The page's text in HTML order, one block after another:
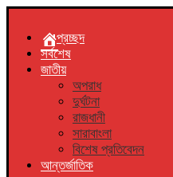
প্রচ্ছদ
সর্বশেষ
জাতীয়
অপরাধ
দুর্ঘটনা
রাজধানী
সারাবাংলা
বিশেষ প্রতিবেদন
আন্তর্জাতিক